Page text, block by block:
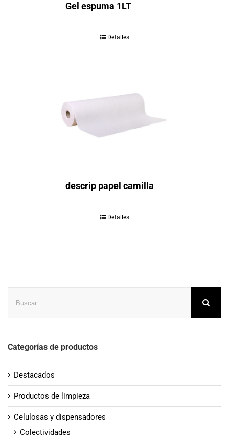
Gel espuma 1LT
Detalles
descrip papel camilla
Detalles
Categorías de productos
Destacados
Productos de limpieza
Celulosas y dispensadores
Colectividades